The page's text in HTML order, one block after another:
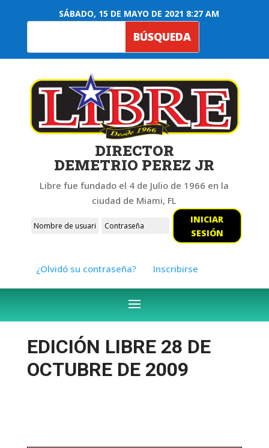
SÁBADO, 15 DE MAYO DE 2021 8:27 AM
DIRECTOR
DEMETRIO PEREZ JR
Libre fue fundado el 4 de Julio de 1966 en la
ciudad de Miami, FL
INICIAR
SESIÓN
¿Olvidó su contraseña? Inscribirse
EDICIÓN LIBRE 28 DE
OCTUBRE DE 2009